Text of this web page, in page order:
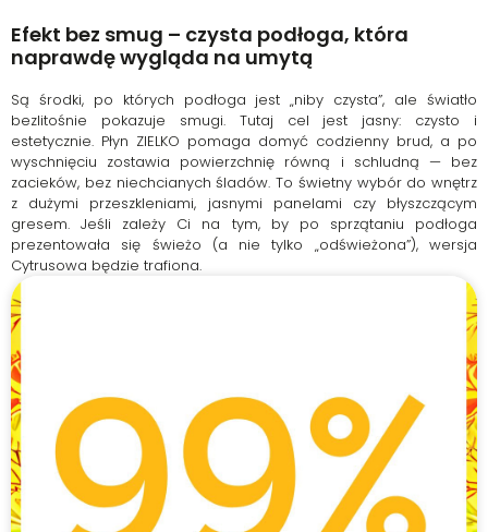
Efekt bez smug – czysta podłoga, która
naprawdę wygląda na umytą
Są środki, po których podłoga jest „niby czysta”, ale światło
bezlitośnie pokazuje smugi. Tutaj cel jest jasny: czysto i
estetycznie. Płyn ZIELKO pomaga domyć codzienny brud, a po
wyschnięciu zostawia powierzchnię równą i schludną — bez
zacieków, bez niechcianych śladów. To świetny wybór do wnętrz
z dużymi przeszkleniami, jasnymi panelami czy błyszczącym
gresem. Jeśli zależy Ci na tym, by po sprzątaniu podłoga
prezentowała się świeżo (a nie tylko „odświeżona”), wersja
Cytrusowa będzie trafiona.